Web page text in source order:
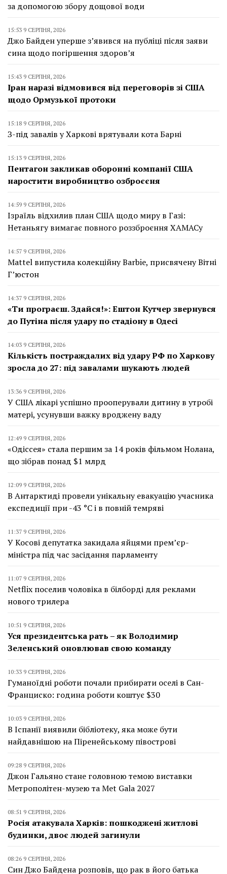
за допомогою збору дощової води
15:53 9 СЕРПНЯ, 2026
Джо Байден уперше з’явився на публіці після заяви
сина щодо погіршення здоров’я
15:43 9 СЕРПНЯ, 2026
Іран наразі відмовився від переговорів зі США
щодо Ормузької протоки
15:18 9 СЕРПНЯ, 2026
З-під завалів у Харкові врятували кота Барні
15:13 9 СЕРПНЯ, 2026
Пентагон закликав оборонні компанії США
наростити виробництво озброєєня
14:59 9 СЕРПНЯ, 2026
Ізраїль відхилив план США щодо миру в Газі:
Нетаньягу вимагає повного роззброєння ХАМАСу
14:57 9 СЕРПНЯ, 2026
Mattel випустила колекційну Barbie, присвячену Вітні
Г’юстон
14:37 9 СЕРПНЯ, 2026
«Ти програєш. Здайся!»: Ештон Кутчер звернувся
до Путіна після удару по стадіону в Одесі
14:03 9 СЕРПНЯ, 2026
Кількість постраждалих від удару РФ по Харкову
зросла до 27: під завалами шукають людей
13:36 9 СЕРПНЯ, 2026
У США лікарі успішно прооперували дитину в утробі
матері, усунувши важку вроджену ваду
12:49 9 СЕРПНЯ, 2026
«Одіссея» стала першим за 14 років фільмом Нолана,
що зібрав понад $1 млрд
12:09 9 СЕРПНЯ, 2026
В Антарктиді провели унікальну евакуацію учасника
експедиції при -43 °C і в повній темряві
11:37 9 СЕРПНЯ, 2026
У Косові депутатка закидала яйцями прем’єр-
міністра під час засідання парламенту
11:07 9 СЕРПНЯ, 2026
Netflix поселив чоловіка в білборді для реклами
нового трилера
10:51 9 СЕРПНЯ, 2026
Уся президентська рать – як Володимир
Зеленський оновлював свою команду
10:33 9 СЕРПНЯ, 2026
Гуманоїдні роботи почали прибирати оселі в Сан-
Франциско: година роботи коштує $30
10:03 9 СЕРПНЯ, 2026
В Іспанії виявили бібліотеку, яка може бути
найдавнішою на Піренейському півострові
09:28 9 СЕРПНЯ, 2026
Джон Гальяно стане головною темою виставки
Метрополітен-музею та Met Gala 2027
08:51 9 СЕРПНЯ, 2026
Росія атакувала Харків: пошкоджені житлові
будинки, двоє людей загинули
08:26 9 СЕРПНЯ, 2026
Син Джо Байдена розповів, що рак в його батька